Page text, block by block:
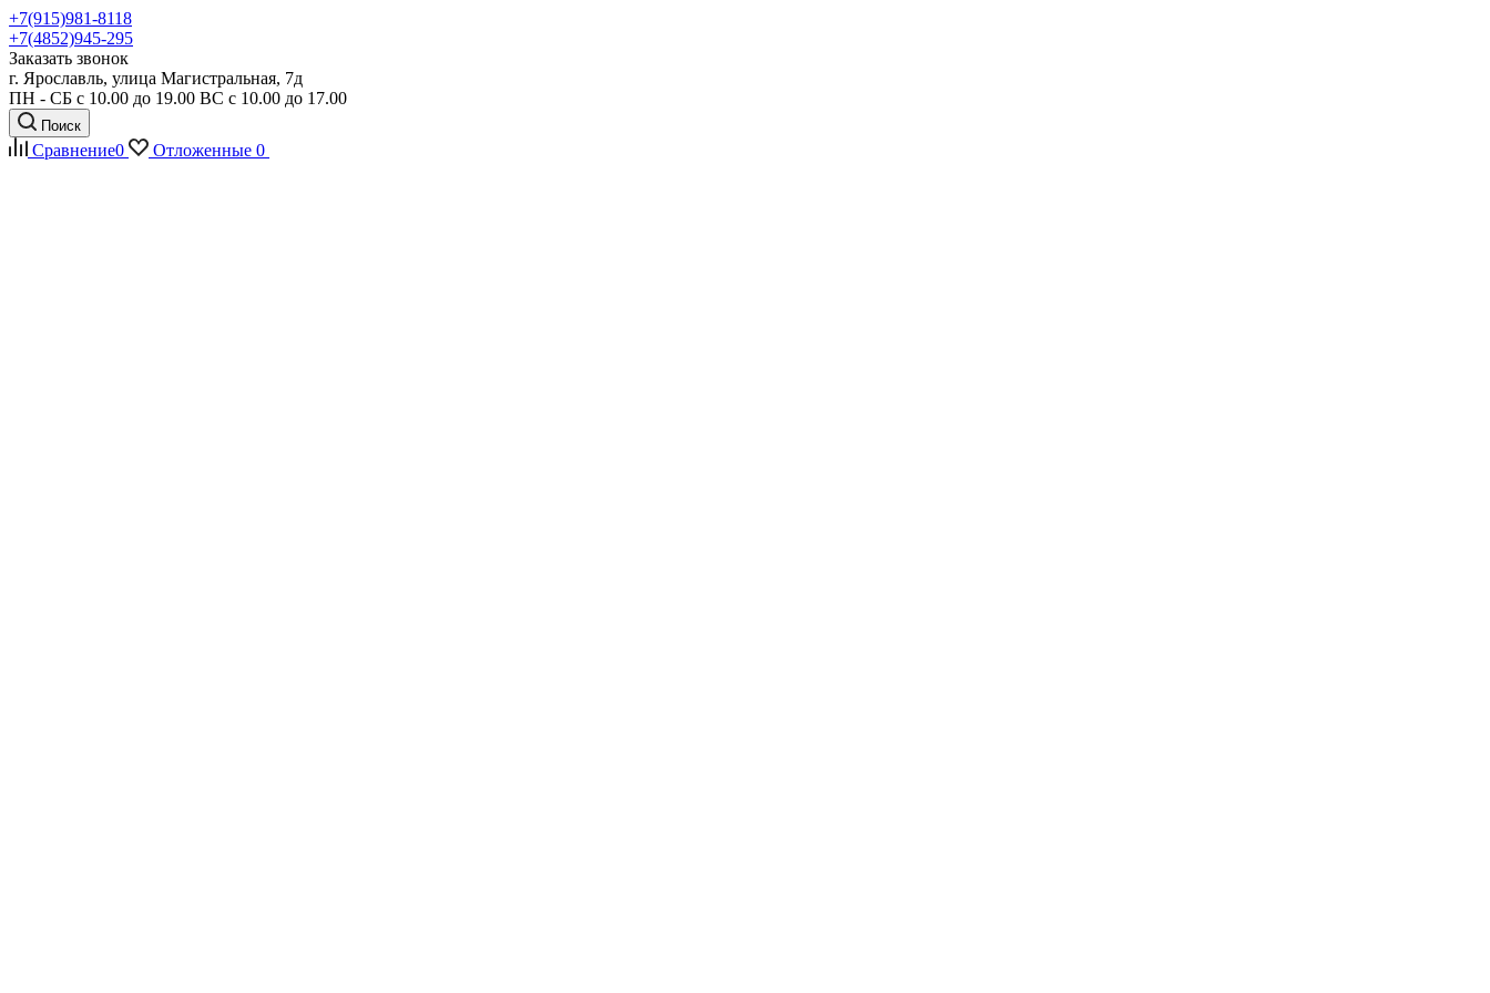
+7(915)981-8118
+7(4852)945-295
Заказать звонок
г. Ярославль, улица Магистральная, 7д
ПН - СБ с 10.00 до 19.00 ВС с 10.00 до 17.00
Поиск
Сравнение0 Отложенные 0